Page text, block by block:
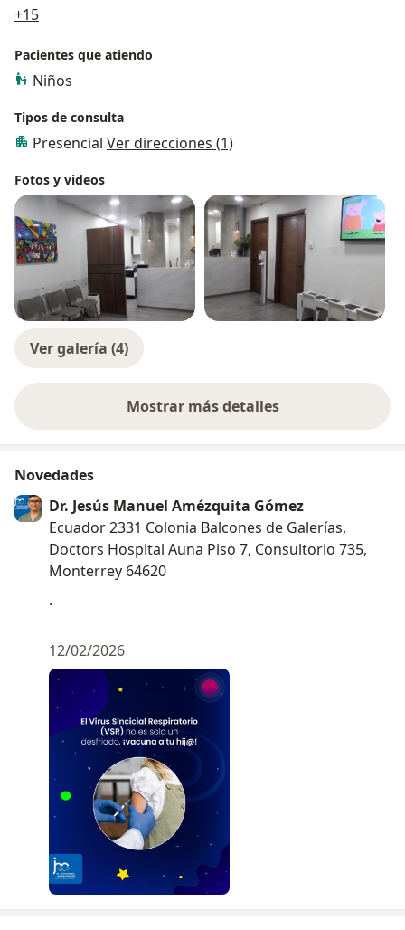
+15a11y_sr_more_diseases
Pacientes que atiendo
Niños
Tipos de consulta
Presencial Ver direcciones (1)
Fotos y videos
Ver galería (4)
Mostrar más detalles
sobre la experiencia
Novedades
Dr. Jesús Manuel Amézquita Gómez
Ecuador 2331 Colonia Balcones de Galerías,
Doctors Hospital Auna Piso 7, Consultorio 735,
Monterrey 64620
.
12/02/2026